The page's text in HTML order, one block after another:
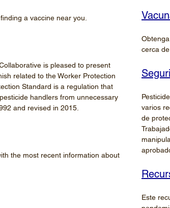
a vaccine near you.
is pleased to present
related to the Worker Protection
Standard is a regulation that
handlers from unnecessary
and revised in 2015.
the most recent information about
cerca de
varios
de
Este